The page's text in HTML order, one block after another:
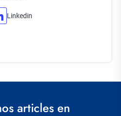
Linkedin
articles en